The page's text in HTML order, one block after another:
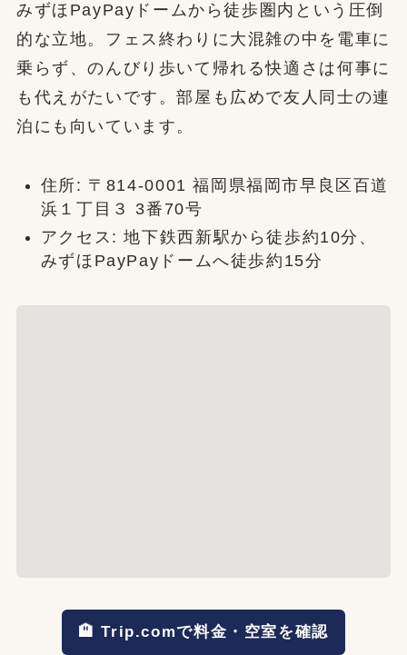
みずほPayPayドームから徒歩圏内という圧倒
的な立地。フェス終わりに大混雑の中を電車に
乗らず、のんびり歩いて帰れる快適さは何事に
も代えがたいです。部屋も広めで友人同士の連
泊にも向いています。
住所: 〒814-0001 福岡県福岡市早良区百道
浜１丁目３ 3番70号
アクセス: 地下鉄西新駅から徒歩約10分、
みずほPayPayドームへ徒歩約15分
🏨 Trip.comで料金・空室を確認